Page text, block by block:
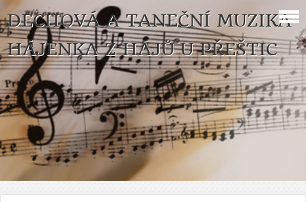
DECHOVÁ A TANEČNÍ MUZIKA
HÁJENKA Z HÁJŮ U PŘEŠTIC